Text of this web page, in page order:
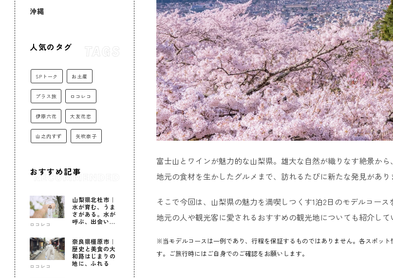
沖縄
人気のタグ
SPトーク お土産
プラス旅 ロコレコ
伊原六花 大友花恋
山之内すず 矢吹奈子
おすすめ記事
ロコレコ
山梨県北杜市｜
水が育む、うま
さがある。水が
呼ぶ、出会いが
ロコレコ
奈良県橿原市｜
歴史と美食の大
和路はじまりの
地に、ふれる
富士山とワインが魅力的な山梨県。雄大な自然が織りなす絶景か
地元の食材を生かしたグルメまで、訪れるたびに新たな発見があり
そこで今回は、山梨県の魅力を満喫しつくす1泊2日のモデルコー
地元の人や観光客に愛されるおすすめの観光地についても紹介し
※当モデルコースは一例であり、行程を保証するものではありません。各スポッ
す。ご旅行時にはご自身でのご確認をお願いします。